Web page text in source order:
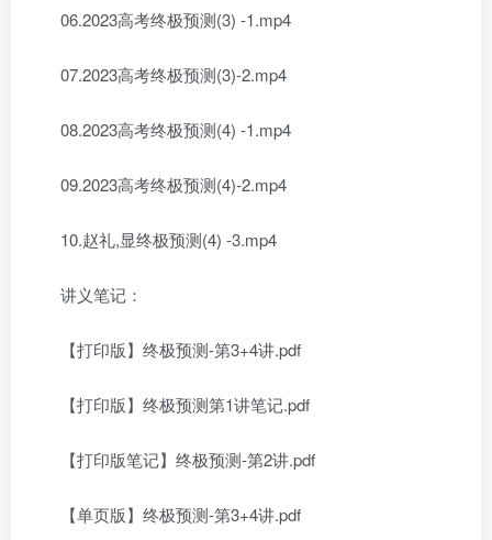
06.2023高考终极预测(3) -1.mp4
07.2023高考终极预测(3)-2.mp4
08.2023高考终极预测(4) -1.mp4
09.2023高考终极预测(4)-2.mp4
10.赵礼,显终极预测(4) -3.mp4
讲义笔记：
【打印版】终极预测-第3+4讲.pdf
【打印版】终极预测第1讲笔记.pdf
【打印版笔记】终极预测-第2讲.pdf
【单页版】终极预测-第3+4讲.pdf